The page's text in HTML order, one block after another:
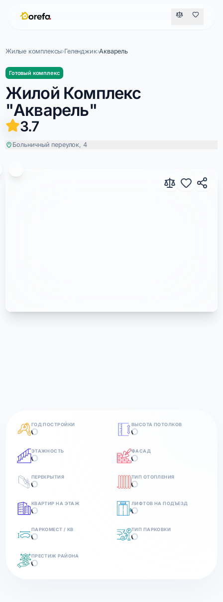
Жилые комплексы›Геленджик›Акварель
Готовый комплекс
Жилой Комплекс
"Акварель"
3.7
Больничный переулок, 4
ГОД ПОСТРОЙКИ ВЫСОТА ПОТОЛКОВ
ЭТАЖНОСТЬ ФАСАД
ПЕРЕКРЫТИЯ ТИП ОТОПЛЕНИЯ
КВАРТИР НА ЭТАЖ ЛИФТОВ НА ПОДЪЕЗД
ПАРКОМЕСТ / КВ ТИП ПАРКОВКИ
ПРЕСТИЖ РАЙОНА